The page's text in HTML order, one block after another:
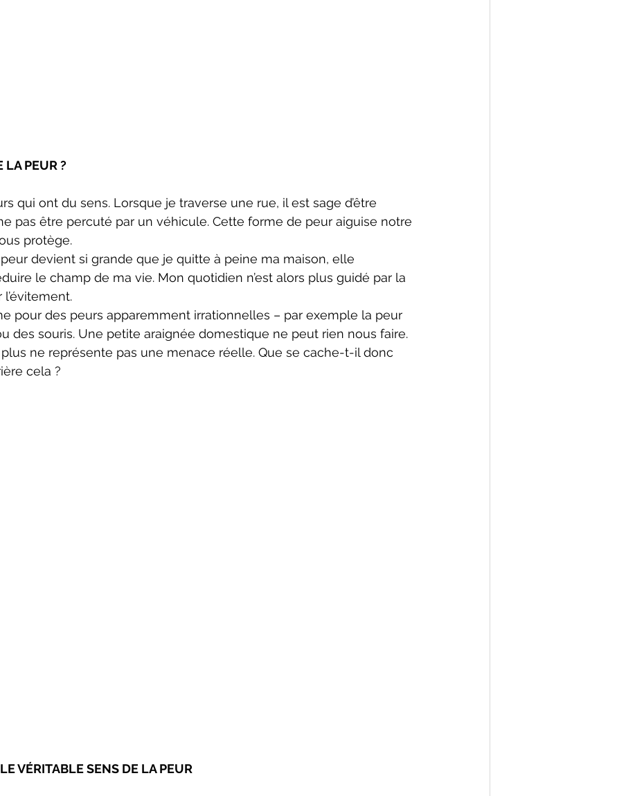
LA PEUR ?
qui ont du sens. Lorsque je traverse une rue, il est sage d’être
pas être percuté par un véhicule. Cette forme de peur aiguise notre
protège.
devient si grande que je quitte à peine ma maison, elle
le champ de ma vie. Mon quotidien n’est alors plus guidé par la
pour des peurs apparemment irrationnelles – par exemple la peur
des souris. Une petite araignée domestique ne peut rien nous faire.
ne représente pas une menace réelle. Que se cache-t-il donc
cela ?
VÉRITABLE SENS DE LA PEUR